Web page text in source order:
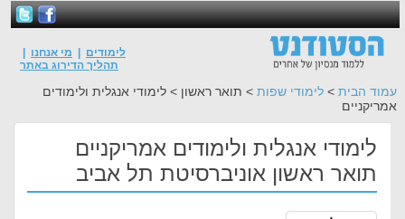
לימודים מי אנחנו
תהליך הדירוג באתר
עמוד הבית > לימודי שפות > תואר ראשון > לימודי אנגלית ולימודים
אמריקניים
לימודי אנגלית ולימודים אמריקניים
תואר ראשון אוניברסיטת תל אביב